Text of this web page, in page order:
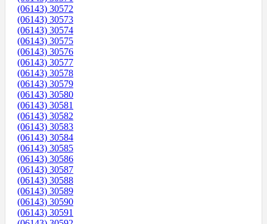
(06143) 30572
(06143) 30573
(06143) 30574
(06143) 30575
(06143) 30576
(06143) 30577
(06143) 30578
(06143) 30579
(06143) 30580
(06143) 30581
(06143) 30582
(06143) 30583
(06143) 30584
(06143) 30585
(06143) 30586
(06143) 30587
(06143) 30588
(06143) 30589
(06143) 30590
(06143) 30591